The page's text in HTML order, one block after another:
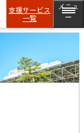
支援サービス
一覧
メニュ
ー